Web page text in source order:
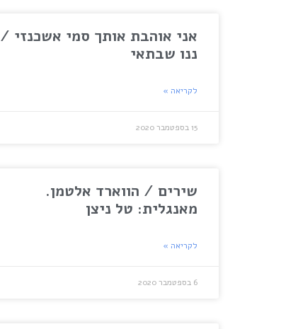
אני אוהבת אותך סמי אשכנזי /
ננו שבתאי
לקריאה »
15 בספטמבר 2020
שירים / הווארד אלטמן.
מאנגלית: טל ניצן
לקריאה »
6 בספטמבר 2020